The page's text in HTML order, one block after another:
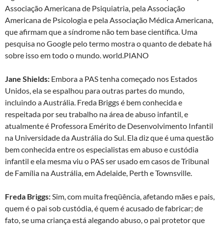
Associação Americana de Psiquiatria, pela Associação
Americana de Psicologia e pela Associação Médica Americana,
que afirmam que a síndrome não tem base científica. Uma
pesquisa no Google pelo termo mostra o quanto de debate há
sobre isso em todo o mundo. world.PIANO
Jane Shields: Embora a PAS tenha começado nos Estados
Unidos, ela se espalhou para outras partes do mundo,
incluindo a Austrália. Freda Briggs é bem conhecida e
respeitada por seu trabalho na área de abuso infantil, e
atualmente é Professora Emérito de Desenvolvimento Infantil
na Universidade da Austrália do Sul. Ela diz que é uma questão
bem conhecida entre os especialistas em abuso e custódia
infantil e ela mesma viu o PAS ser usado em casos de Tribunal
de Família na Austrália, em Adelaide, Perth e Townsville.
Freda Briggs:Sim, com muita freqüência, afetando mães e pais,
quem é o pai sob custódia, é quem é acusado de fabricar; de
fato, se uma criança está alegando abuso, o pai protetor que